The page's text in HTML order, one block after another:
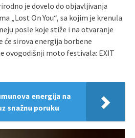
je dovelo do objavljivanja
„Lost On You“, sa kojim je krenula
posle koje stiže i na otvaranje
će sirova energija borbene
ovogodišnji moto festivala: EXIT
energija na
snažnu poruku